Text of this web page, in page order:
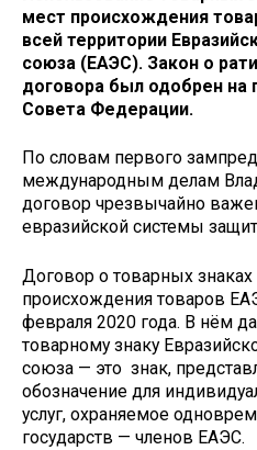
мест происхождения
всей территории
союза (ЕАЭС). Закон о
договора был одобрен на
Совета Федерации.
По словам первого
международным делам
договор чрезвычайно
евразийской системы
Договор о товарных
происхождения товаров
февраля 2020 года. В нём
товарному знаку
союза — это знак,
обозначение для
услуг, охраняемое
государств — членов ЕАЭС.